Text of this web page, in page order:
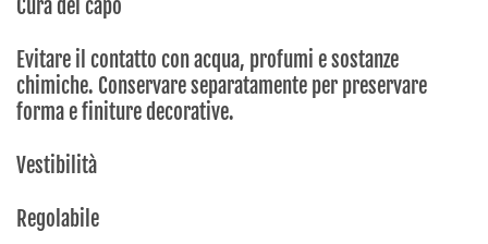
Cura del capo
Evitare il contatto con acqua, profumi e sostanze
chimiche. Conservare separatamente per preservare
forma e finiture decorative.
Vestibilità
Regolabile